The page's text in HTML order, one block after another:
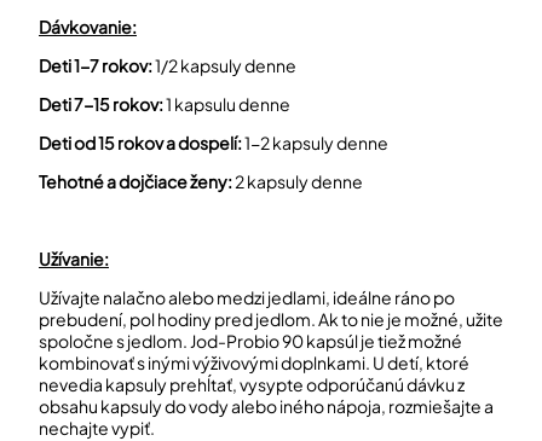
Dávkovanie:
Deti 1-7 rokov:1/2 kapsuly denne
Deti 7-15 rokov:1 kapsulu denne
Deti od 15 rokov a dospelí:1-2 kapsuly denne
Tehotné a dojčiace ženy:2 kapsuly denne
Užívanie:
Užívajte nalačno alebo medzi jedlami, ideálne ráno po
prebudení, pol hodiny pred jedlom. Ak to nie je možné, užite
spoločne s jedlom. Jod-Probio 90 kapsúl je tiež možné
kombinovať s inými výživovými doplnkami. U detí, ktoré
nevedia kapsuly prehĺtať, vysypte odporúčanú dávku z
obsahu kapsuly do vody alebo iného nápoja, rozmiešajte a
nechajte vypiť.